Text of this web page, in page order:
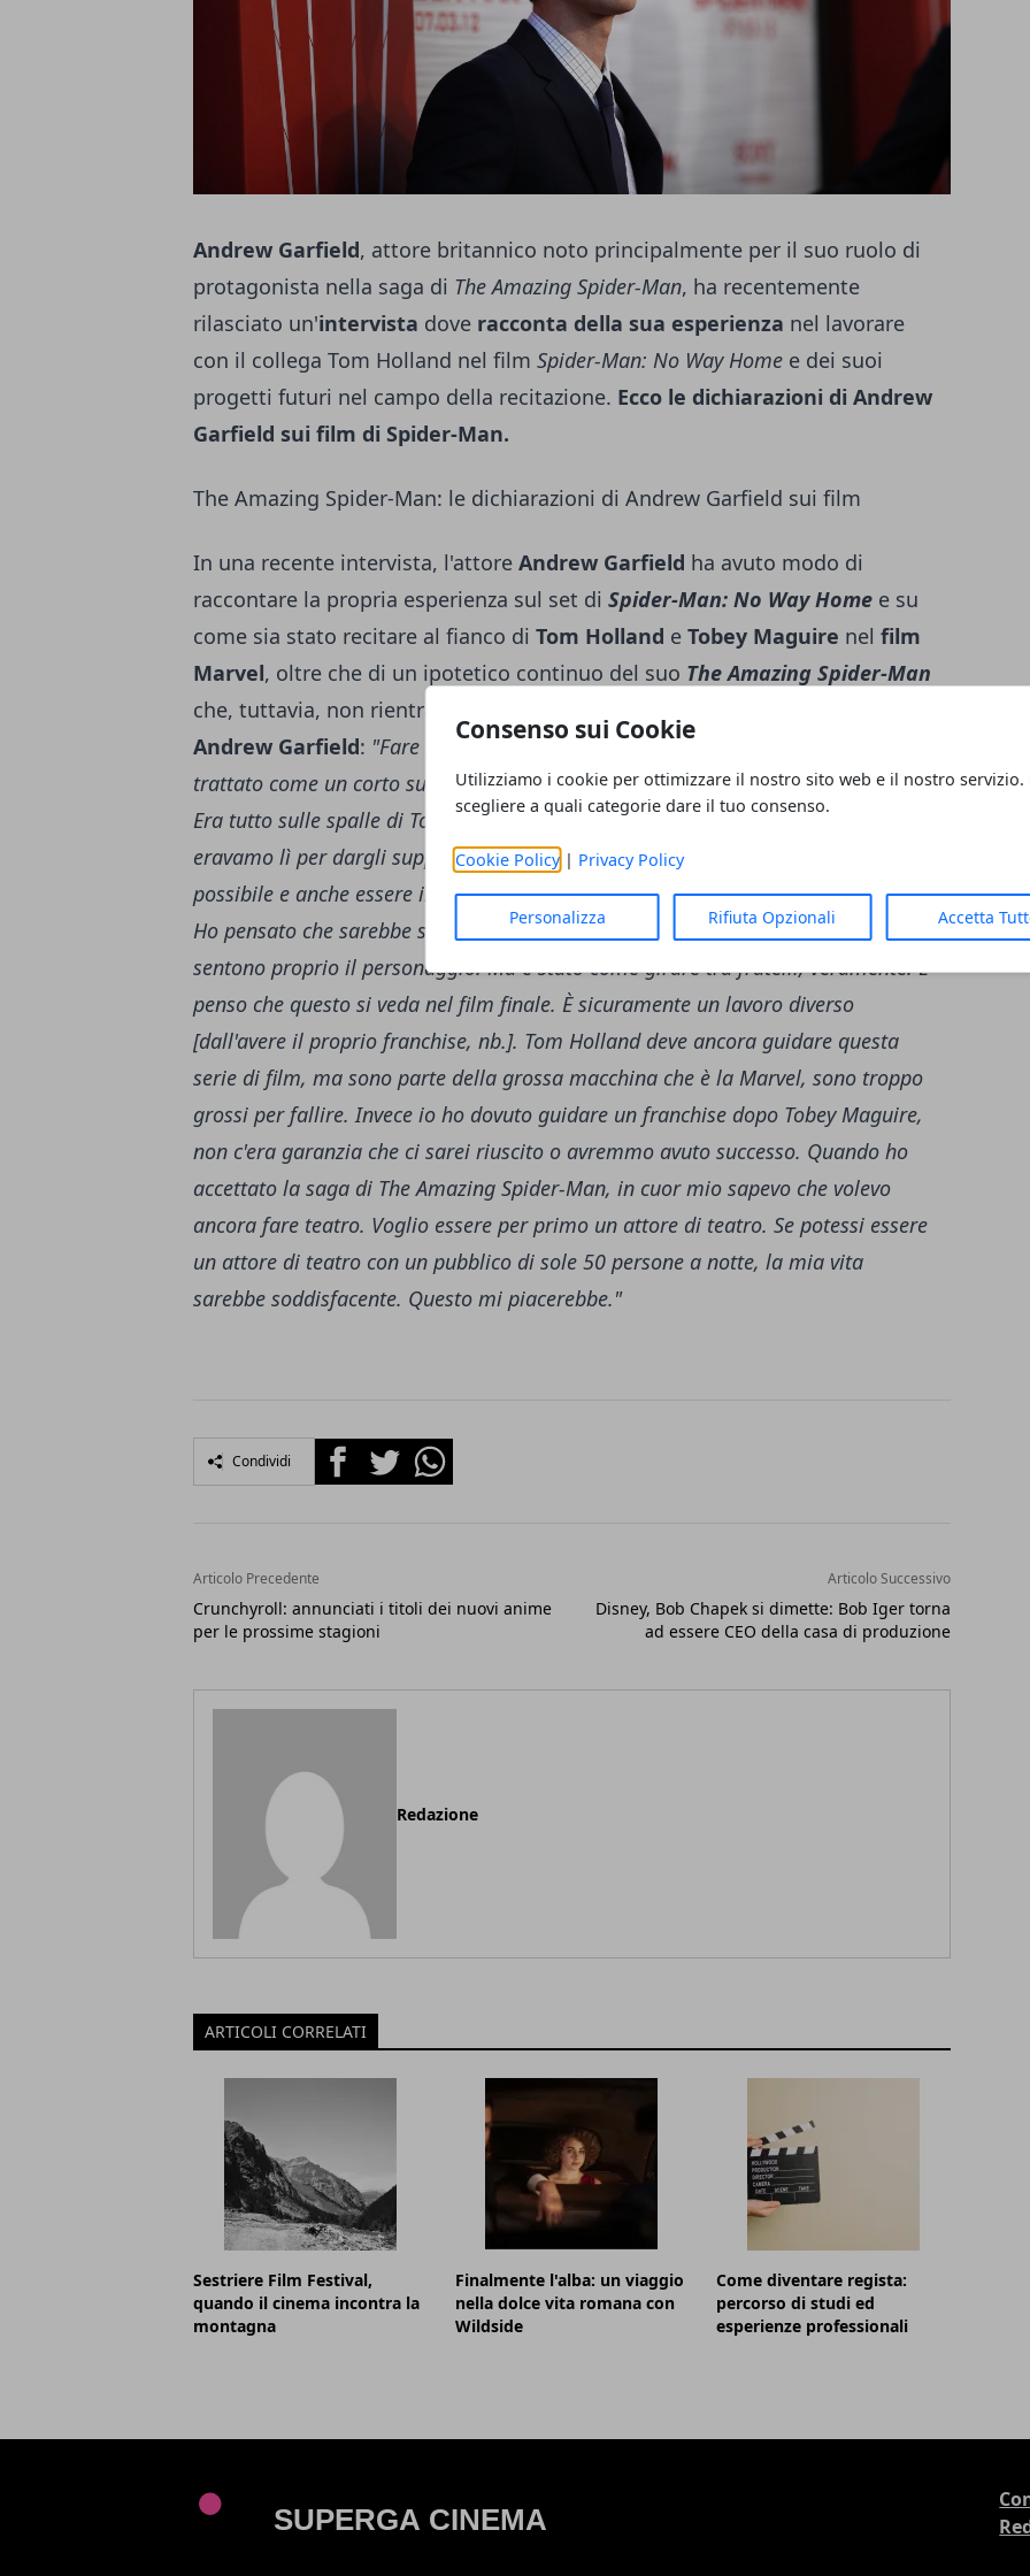
Consenso sui Cookie
Utilizziamo i cookie per ottimizzare il nostro sito web e il nostro servizio.
scegliere a quali categorie dare il tuo consenso.
Cookie Policy| Privacy Policy
Personalizza Rifiuta Opzionali Accetta
Andrew Garfield, attore britannico noto principalmente per il suo ruolo di
protagonista nella saga di The Amazing Spider-Man, ha recentemente
rilasciato un'intervista dove racconta della sua esperienza nel lavorare
con il collega Tom Holland nel film Spider-Man: No Way Home e dei suoi
progetti futuri nel campo della recitazione. Ecco le dichiarazioni di Andrew
Garfield sui film di Spider-Man.
The Amazing Spider-Man: le dichiarazioni di Andrew Garfield sui film
In una recente intervista, l'attore Andrew Garfield ha avuto modo di
raccontare la propria esperienza sul set di Spider-Man: No Way Home e su
come sia stato recitare al fianco di Tom Holland e Tobey Maguire nel film
Marvel, oltre che di un ipotetico continuo del suo The Amazing Spider-Man
che, tuttavia, non rientra nei suoi prossimi progetti.
Andrew Garfield: "Fare Spider-Man: No Way Home è stato bellissimo. L'ho
trattato come un corto su Spider-Man tra amici. Non avevo pressione addosso.
Era tutto sulle spalle di Tom Holland. È la sua trilogia. Io e Tobey Maguire
eravamo lì per dargli supporto e per passare delle piacevoli giornate il più
possibile e anche essere il più inventivi, creativi e anche un po' stupidi possibile.
Ho pensato che sarebbe stato interessante girare con noi tre. Tre persone che
sentono proprio il personaggio. Ma è stato come girare tra fratelli, veramente. E
penso che questo si veda nel film finale. È sicuramente un lavoro diverso
[dall'avere il proprio franchise, nb.]. Tom Holland deve ancora guidare questa
serie di film, ma sono parte della grossa macchina che è la Marvel, sono troppo
grossi per fallire. Invece io ho dovuto guidare un franchise dopo Tobey Maguire,
non c'era garanzia che ci sarei riuscito o avremmo avuto successo. Quando ho
accettato la saga di The Amazing Spider-Man, in cuor mio sapevo che volevo
ancora fare teatro. Voglio essere per primo un attore di teatro. Se potessi essere
un attore di teatro con un pubblico di sole 50 persone a notte, la mia vita
sarebbe soddisfacente. Questo mi piacerebbe."
Condividi FacebookTwitterWhatsapp
Articolo Precedente
Crunchyroll: annunciati i titoli dei nuovi anime
per le prossime stagioni
Articolo Successivo
Disney, Bob Chapek si dimette: Bob Iger torna
ad essere CEO della casa di produzione
Redazione
ARTICOLI CORRELATI
Sestriere Film Festival,
quando il cinema incontra la
montagna
Finalmente l'alba: un viaggio
nella dolce vita romana con
Wildside
Come diventare regista:
percorso di studi ed
esperienze professionali